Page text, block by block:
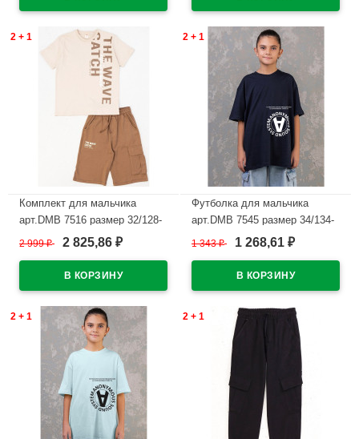
2 + 1
Комплект для мальчика
арт.DMB 7516 размер 32/128-
44/164 (футболка+шорты)
2 999₽ 2 825,86 ₽
2 + 1
Футболка для мальчика
арт.DMB 7545 размер 34/134-
44/164 цвет темно-синий
1 343₽ 1 268,61 ₽
2 + 1 2 + 1